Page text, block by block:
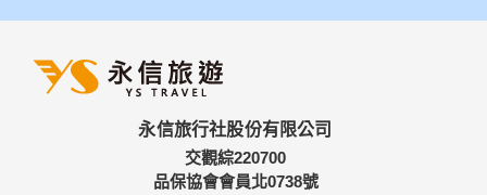
永信旅行社股份有限公司
交觀綜220700
品保協會會員北0738號